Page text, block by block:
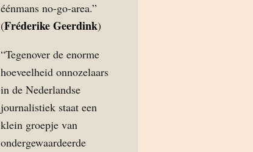
éénmans no-go-area.”
(Fréderike Geerdink)
“Tegenover de enorme
hoeveelheid onnozelaars
in de Nederlandse
journalistiek staat een
klein groepje van
ondergewaardeerde